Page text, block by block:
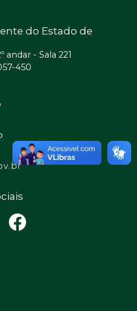
do Estado de
andar - Sala 221
450